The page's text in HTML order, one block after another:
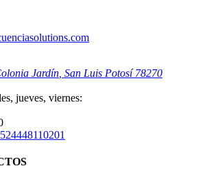
Jardín San Luis Potosí 78270
jueves, viernes: